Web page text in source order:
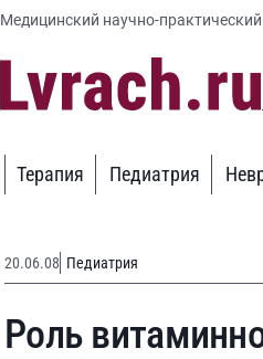
Медицинский научно-
Терапия Педиатрия
20.06.08 Педиатрия
Роль